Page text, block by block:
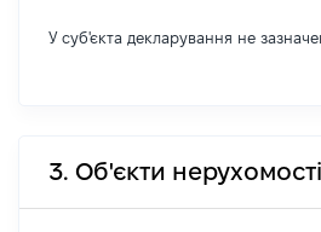
У суб'єкта декларування не
3. Об'єкти нерухомості